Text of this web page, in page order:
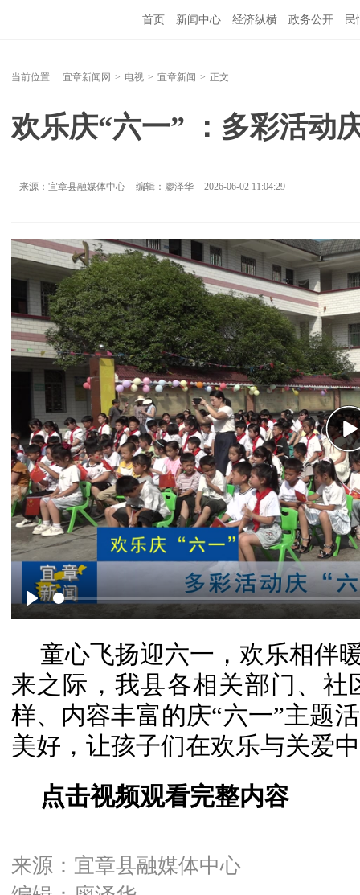
首页 新闻中心 经济纵横 政务公开 民
当前位置: 宜章新闻网 > 电视 > 宜章新闻 > 正文
欢乐庆“六一” ：多彩活动
来源：宜章县融媒体中心 编辑：廖泽华 2026-06-02 11:04:29
Play
童心飞扬迎六一，欢乐相伴
来之际，我县各相关部门、
样、内容丰富的庆“六一”主题
美好，让孩子们在欢乐与关爱
点击视频观看完整内容
来源：宜章县融媒体中心